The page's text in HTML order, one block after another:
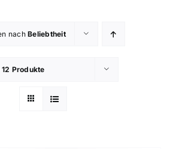
nachBeliebtheit
12 Produkte